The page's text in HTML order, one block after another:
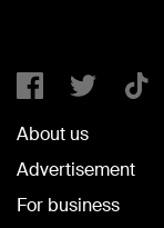
About us
Advertisement
For business